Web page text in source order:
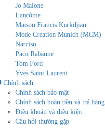
Jo Malone
Lancôme
Maison Francis Kurkdjian
Mode Creation Munich (MCM)
Narciso
Paco Rabanne
Tom Ford
Yves Saint Laurent
Chính sách
Chính sách bảo mật
Chính sách hoàn tiền và trả hàng
Điều khoản và điều kiện
Câu hỏi thường gặp